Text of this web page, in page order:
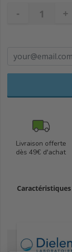
- +
Livraison offerte
dès 49€ d'achat
Caractéristiques